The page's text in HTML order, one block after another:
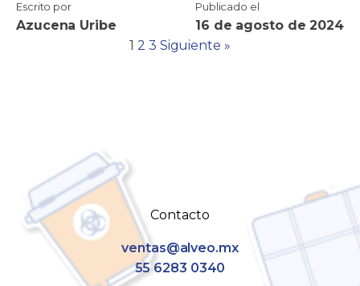
Escrito por
Azucena Uribe
Publicado el
16 de agosto de 2024
1 2 3 Siguiente »
Contacto
ventas@alveo.mx
55 6283 0340